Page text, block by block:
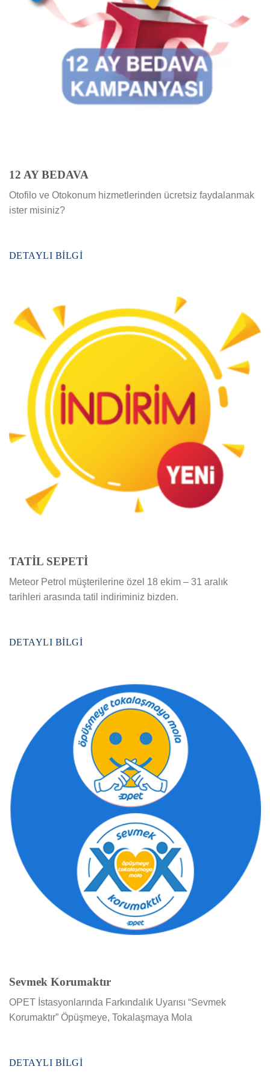
12 AY BEDAVA
Otofilo ve Otokonum hizmetlerinden ücretsiz faydalanmak
ister misiniz?
DETAYLI BILGI
TATİL SEPETİ
Meteor Petrol müşterilerine özel 18 ekim – 31 aralık
tarihleri arasında tatil indiriminiz bizden.
DETAYLI BILGI
Sevmek Korumaktır
OPET İstasyonlarında Farkındalık Uyarısı “Sevmek
Korumaktır” Öpüşmeye, Tokalaşmaya Mola
DETAYLI BILGI